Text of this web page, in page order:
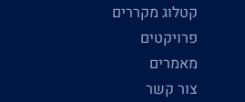
קטלוג מקררים
פרויקטים
מאמרים
צור קשר